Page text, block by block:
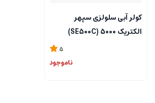
کولر آبی سلولزی سپهر
الکتریک 5000 (SE500C)
5
ناموجود